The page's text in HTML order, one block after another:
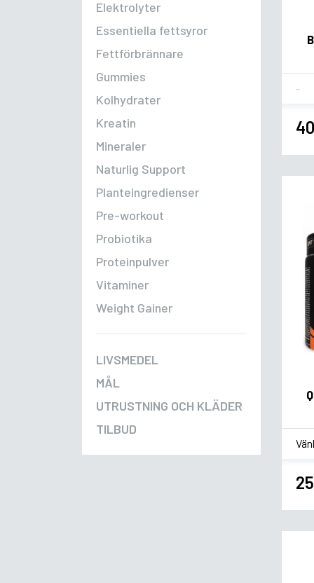
Elektrolyter
Essentiella fettsyror
Fettförbrännare
Gummies
Kolhydrater
Kreatin
Mineraler
Naturlig Support
Planteingredienser
Pre-workout
Probiotika
Proteinpulver
Vitaminer
Weight Gainer
LIVSMEDEL
MÅL
UTRUSTNING OCH KLÄDER
TILBUD
*